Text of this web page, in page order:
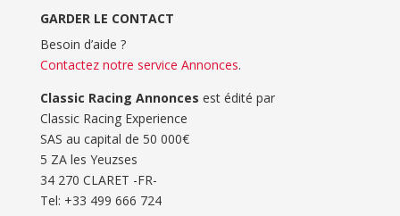
GARDER LE CONTACT
Besoin d’aide ?
Contactez notre service Annonces.
Classic Racing Annonces est édité par
Classic Racing Experience
SAS au capital de 50 000€
5 ZA les Yeuzses
34 270 CLARET -FR-
Tel: ‭+33 499 666 724‬